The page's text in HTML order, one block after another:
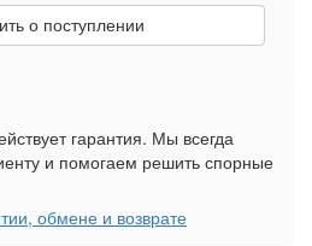
о поступлении
гарантия. Мы всегда
и помогаем решить спорные
обмене и возврате